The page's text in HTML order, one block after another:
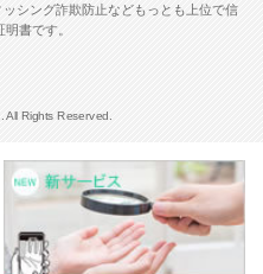
シング詐欺防止などもっとも上位で信
書です。
All Rights Reserved.